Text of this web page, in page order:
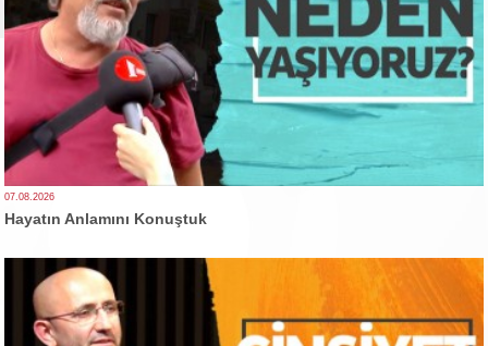
07.08.2026
Hayatın Anlamını Konuştuk